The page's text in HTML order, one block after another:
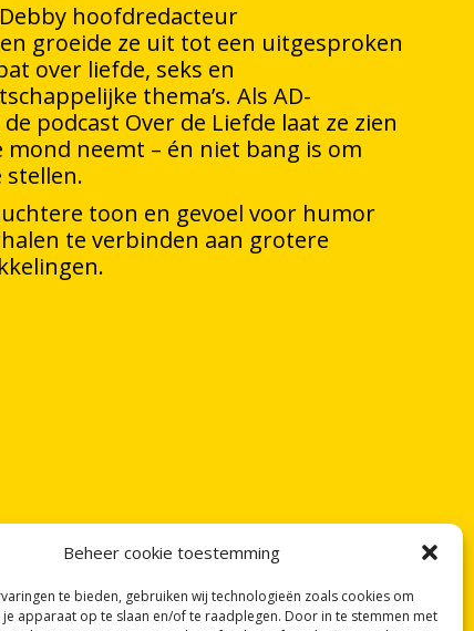
Beheer cookie toestemming
te bieden, gebruiken wij technologieën zoals cookies om
apparaat op te slaan en/of te raadplegen. Door in te stemmen met
hoofdredacteur
en groeide ze uit tot een uitgesproken
over liefde, seks en
thema’s. Als AD-
podcast Over de Liefde laat ze zien
mond neemt – én niet bang is om
stellen.
toon en gevoel voor humor
te verbinden aan grotere